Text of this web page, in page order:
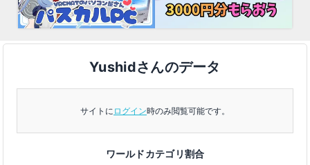
Yushidさんのデータ
サイトに ログイン時のみ閲覧可能です。
ワールドカテゴリ割合